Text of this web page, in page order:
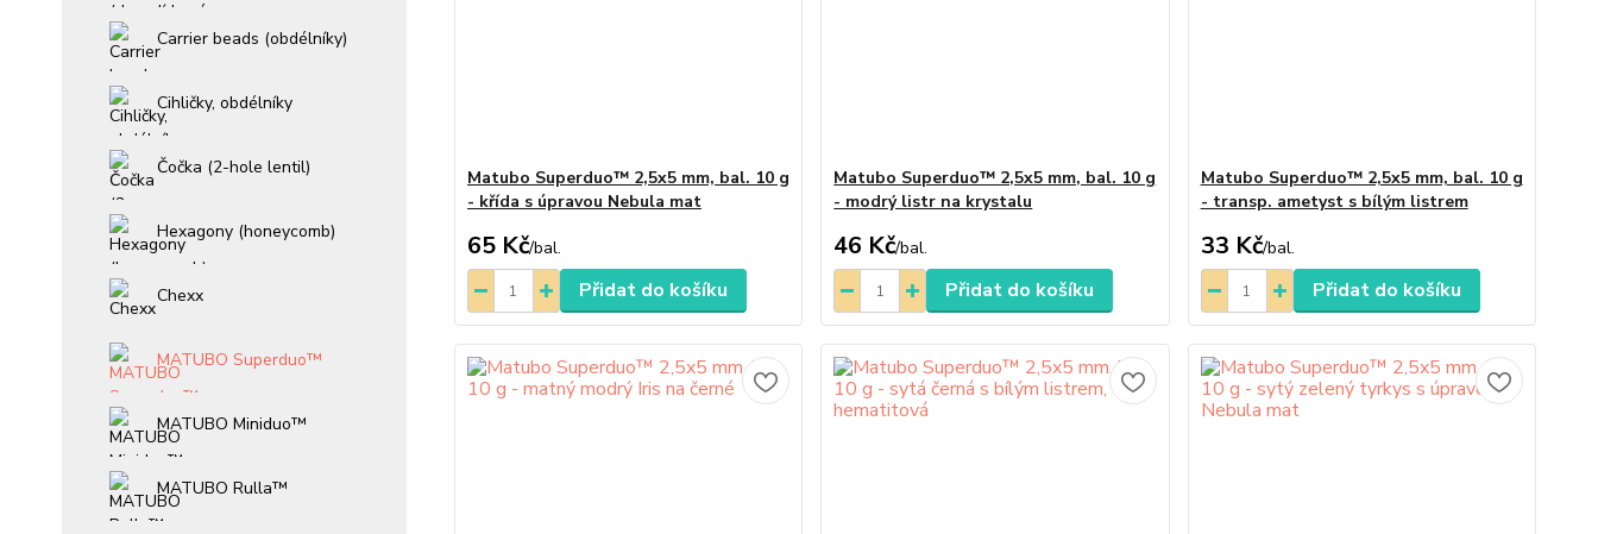
Carrier beads (obdélníky)
Cihličky, obdélníky
Čočka (2-hole lentil)
Hexagony (honeycomb)
Chexx
MATUBO Superduo™
MATUBO Miniduo™
MATUBO Rulla™
Matubo Superduo™ 2,5x5 mm, bal. 10 g
- křída s úpravou Nebula mat
65 Kč/bal.
Přidat do košíku
Matubo Superduo™ 2,5x5 mm, bal. 10 g
- modrý listr na krystalu
46 Kč/bal.
Přidat do košíku
Matubo Superduo™ 2,5x5 mm, bal. 10 g
- transp. ametyst s bílým listrem
33 Kč/bal.
Přidat do košíku